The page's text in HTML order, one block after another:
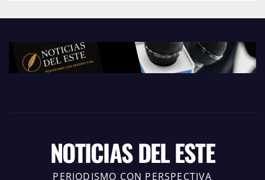
NOTICIAS DEL ESTE
PERIODISMO CON PERSPECTIVA